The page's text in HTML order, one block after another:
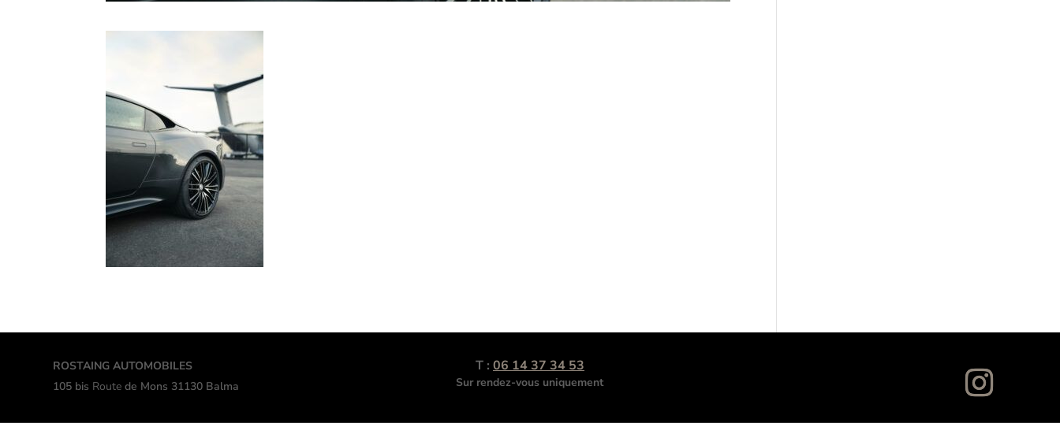
ROSTAING AUTOMOBILES
105 bis Route de Mons 31130 Balma
T : 06 14 37 34 53
Sur rendez-vous uniquement